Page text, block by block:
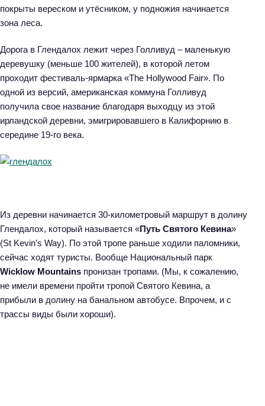
покрыты вереском и утёсником, у подножия начинается
зона леса.
Дорога в Глендалох лежит через Голливуд – маленькую
деревушку (меньше 100 жителей), в которой летом
проходит фестиваль-ярмарка «The Hollywood Fair». По
одной из версий, американская коммуна Голливуд
получила свое название благодаря выходцу из этой
ирландской деревни, эмигрировавшего в Калифорнию в
середине 19-го века.
Из деревни начинается 30-километровый маршрут в долину
Глендалох, который называется «Путь Святого Кевина»
(St Kevin’s Way). По этой тропе раньше ходили паломники,
сейчас ходят туристы. Вообще Национальный парк
Wicklow Mountains пронизан тропами. (Мы, к сожалению,
не имели времени пройти тропой Святого Кевина, а
прибыли в долину на банальном автобусе. Впрочем, и с
трассы виды были хороши).